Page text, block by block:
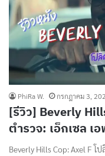
PhiRa W. กรกฎาคม 3,
[รีวิว] Beverly
ตำรวจ: เอ็กเซล เ
Beverly Hills Cop: Axel F โ